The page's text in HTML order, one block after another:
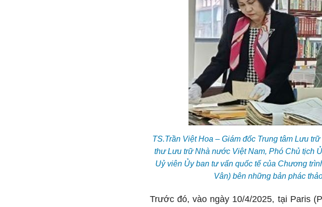
TS.Trần Việt Hoa – Giám đốc Trung tâm Lưu
thư Lưu trữ Nhà nước Việt Nam, Phó Chủ tịch
Uỷ viên Ủy ban tư vấn quốc tế của Chương
Vân) bên những bản phác
Trước đó, vào ngày 10/4/2025, tại Paris